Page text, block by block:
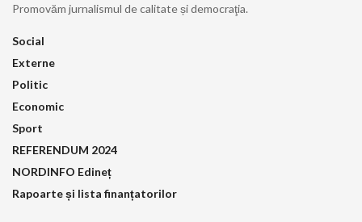
Promovăm jurnalismul de calitate și democraţia.
Social
Externe
Politic
Economic
Sport
REFERENDUM 2024
NORDINFO Edineț
Rapoarte și lista finanțatorilor